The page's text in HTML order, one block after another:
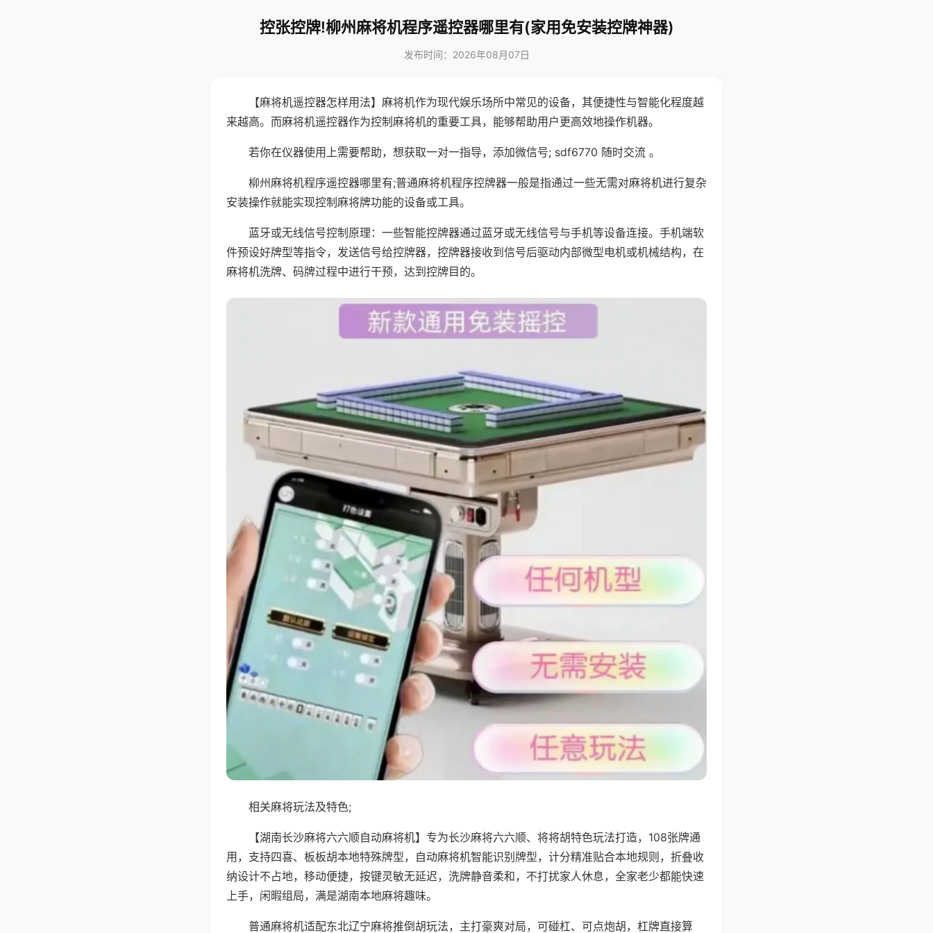
控张控牌!柳州麻将机程序遥控器哪里有(家用免安装控牌神器)
发布时间：2026年08月07日
【麻将机遥控器怎样用法】麻将机作为现代娱乐场所中常见的设备，其便捷性与智能化程度越
来越高。而麻将机遥控器作为控制麻将机的重要工具，能够帮助用户更高效地操作机器。
若你在仪器使用上需要帮助，想获取一对一指导，添加微信号; sdf6770 随时交流 。
柳州麻将机程序遥控器哪里有;普通麻将机程序控牌器一般是指通过一些无需对麻将机进行复杂
安装操作就能实现控制麻将牌功能的设备或工具。
蓝牙或无线信号控制原理：一些智能控牌器通过蓝牙或无线信号与手机等设备连接。手机端软
件预设好牌型等指令，发送信号给控牌器，控牌器接收到信号后驱动内部微型电机或机械结构，在
麻将机洗牌、码牌过程中进行干预，达到控牌目的。
相关麻将玩法及特色;
【湖南长沙麻将六六顺自动麻将机】专为长沙麻将六六顺、将将胡特色玩法打造，108张牌通
用，支持四喜、板板胡本地特殊牌型，自动麻将机智能识别牌型，计分精准贴合本地规则，折叠收
纳设计不占地，移动便捷，按键灵敏无延迟，洗牌静音柔和，不打扰家人休息，全家老少都能快速
上手，闲暇组局，满是湖南本地麻将趣味。
普通麻将机适配东北辽宁麻将推倒胡玩法，主打豪爽对局，可碰杠、可点炮胡，杠牌直接算